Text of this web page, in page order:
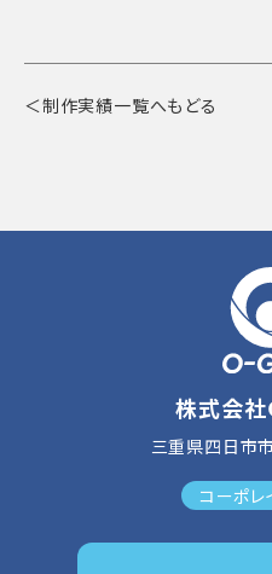
＜制作実績一覧へもどる
株式会社
三重県四日市
コーポレ